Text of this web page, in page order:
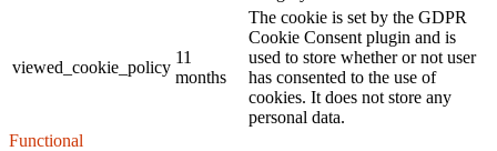
viewed_cookie_policy
11
months
The cookie is set by the GDPR
Cookie Consent plugin and is
used to store whether or not user
has consented to the use of
cookies. It does not store any
personal data.
Functional